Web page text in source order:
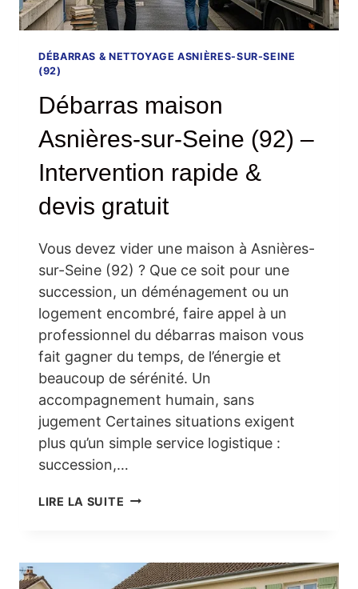
DÉBARRAS & NETTOYAGE ASNIÈRES-SUR-SEINE
(92)
Débarras maison
Asnières-sur-Seine (92) –
Intervention rapide &
devis gratuit
Vous devez vider une maison à Asnières-
sur-Seine (92) ? Que ce soit pour une
succession, un déménagement ou un
logement encombré, faire appel à un
professionnel du débarras maison vous
fait gagner du temps, de l’énergie et
beaucoup de sérénité. Un
accompagnement humain, sans
jugement Certaines situations exigent
plus qu’un simple service logistique :
succession,…
LIRE LA SUITE DÉBARRAS
SEINE
(92)